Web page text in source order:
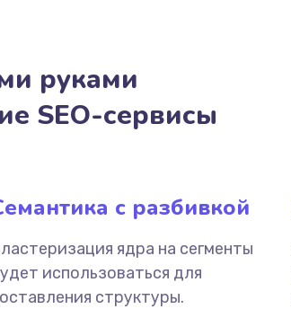
руками
SEO-сервисы
с разбивкой
ядра на сегменты
использоваться для
структуры.